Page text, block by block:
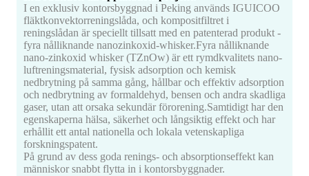
I en exklusiv kontorsbyggnad i Peking används IGUICOO
fläktkonvektorreningslåda, och kompositfiltret i
reningslådan är speciellt tillsatt med en patenterad produkt -
fyra nålliknande nanozinkoxid-whisker.Fyra nålliknande
nano-zinkoxid whisker (TZnOw) är ett rymdkvalitets nano-
luftreningsmaterial, fysisk adsorption och kemisk
nedbrytning på samma gång, hållbar och effektiv adsorption
och nedbrytning av formaldehyd, bensen och andra skadliga
gaser, utan att orsaka sekundär förorening.Samtidigt har den
egenskaperna hälsa, säkerhet och långsiktig effekt och har
erhållit ett antal nationella och lokala vetenskapliga
forskningspatent.
På grund av dess goda renings- och absorptionseffekt kan
människor snabbt flytta in i kontorsbyggnader.